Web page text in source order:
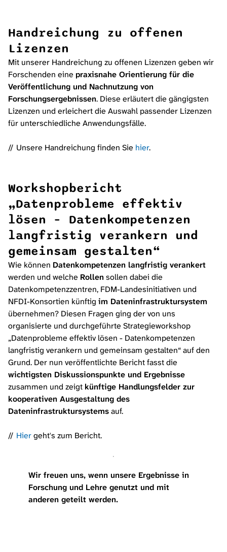
Handreichung zu offenen
Lizenzen
Mit unserer Handreichung zu offenen Lizenzen geben wir
Forschenden eine praxisnahe Orientierung für die
Veröffentlichung und Nachnutzung von
Forschungsergebnissen. Diese erläutert die gängigsten
Lizenzen und erleichert die Auswahl passender Lizenzen
für unterschiedliche Anwendungsfälle.
Unsere Handreichung finden Sie hier.
Workshopbericht
„Datenprobleme effektiv
lösen – Datenkompetenzen
langfristig verankern und
gemeinsam gestalten“
Wie können Datenkompetenzen langfristig verankert
werden und welche Rollen sollen dabei die
Datenkompetenzzentren, FDM-Landesinitiativen und
NFDI-Konsortien künftig im Dateninfrastruktursystem
übernehmen? Diesen Fragen ging der von uns
organisierte und durchgeführte Strategieworkshop
„Datenprobleme effektiv lösen - Datenkompetenzen
langfristig verankern und gemeinsam gestalten“ auf den
Grund. Der nun veröffentlichte Bericht fasst die
wichtigsten Diskussionspunkte und Ergebnisse
zusammen und zeigt künftige Handlungsfelder zur
kooperativen Ausgestaltung des
Dateninfrastruktursystemsauf.
Hiergeht's zum Bericht.
Wir freuen uns, wenn unsere Ergebnisse in
Forschung und Lehre genutzt und mit
anderen geteilt werden.